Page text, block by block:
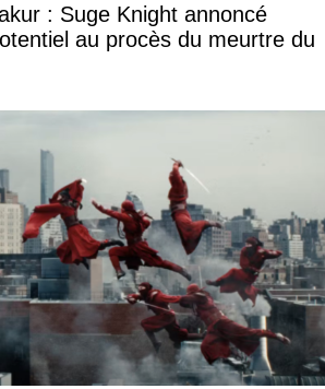
: Suge Knight annoncé
au procès du meurtre du